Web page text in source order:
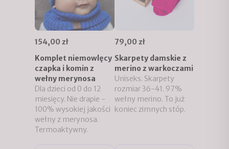
154,00 zł
Komplet niemowlęcy
czapka i komin z
wełny merynosa
Dla dzieci od 0 do 12
miesięcy. Nie drapie -
100% wysokiej jakości
wełny z merynosa.
Termoaktywny.
79,00 zł
Skarpety damskie z
merino z warkoczami
Uniseks. Skarpety
rozmiar 36-41. 97%
wełny merino. To już
koniec zimnych stóp.